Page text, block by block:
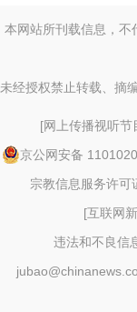
本网站所刊载信息，不
未经授权禁止转载、摘
[网上传播视听节
京公网安备
宗教信息服务许
[互联网
违法和不良信